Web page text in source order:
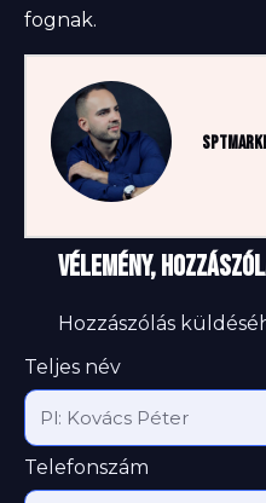
fognak.
Vélemény,
Hozzászólás
Teljes név
Telefonszám